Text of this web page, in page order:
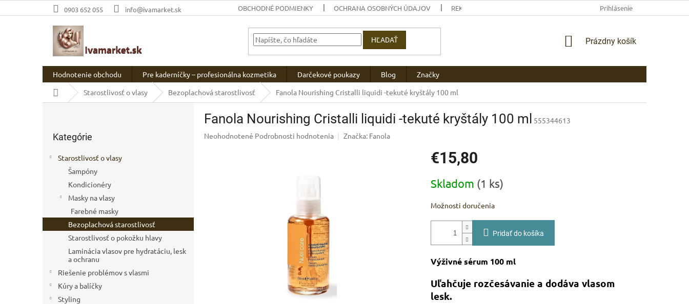
na
0903 652 055 info@ivamarket.sk OBCHODNÉ PODMIENKY OCHRANA OSOBNÝCH ÚDAJOV REKLAMAČNÉ PODMIENKY AKO NAKUPOVAŤ PLATBA
Prihlásenie
HĽADAŤ
NÁKUPNÝ
Prázdny košík
Hodnotenie obchodu Pre kaderníčky – profesionálna kozmetika Darčekové poukazy Blog
Značky
DomovStarostlivosť o vlasy Bezoplachová starostlivosť Fanola Nourishing Cristalli liquidi -tekuté kryštály 100 ml
kategórie
Kategórie
Starostlivosť o vlasy
Šampóny
Kondicionéry
Masky na vlasy
Farebné masky
Bezoplachová starostlivosť
Starostlivosť o pokožku hlavy
Laminácia vlasov pre hydratáciu, lesk
a ochranu
Riešenie problémov s vlasmi
Kúry a balíčky
Styling
Fanola Nourishing Cristalli liquidi -tekuté kryštály 100 ml
555344613
Priemerné
Neohodnotené Podrobnosti hodnotenia Značka: Fanola
€15,80
cena:
Skladom (1 ks)
Možnosti doručenia
Pridať do košíka
Výživné sérum 100 ml
Uľahčuje rozčesávanie a dodáva vlasom
lesk.